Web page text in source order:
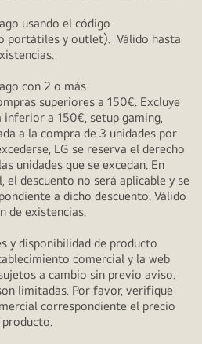
usando el código
portátiles y outlet). Válido hasta
con 2 o más
superiores a 150€. Excluye
a 150€, setup gaming,
a la compra de 3 unidades por
LG se reserva el derecho
unidades que se excedan. En
el descuento no será aplicable y se
a dicho descuento. Válido
de existencias.
y disponibilidad de producto
comercial y la web
a cambio sin previo aviso.
limitadas. Por favor, verifique
correspondiente el precio